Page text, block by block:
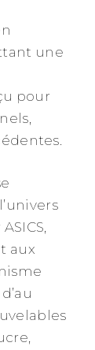
une
pour
aux